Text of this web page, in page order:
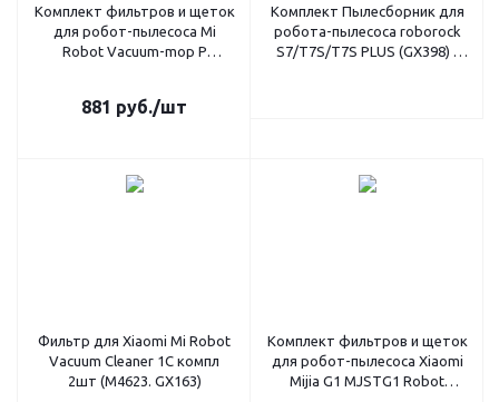
Комплект фильтров и щеток
для робот-пылесоса Mi
Robot Vacuum-mop P
881 руб./шт
Комплект Пылесборник для
робота-пылесоса roborock
S7/T7S/T7S PLUS (GX398) -
Фильтр для Xiaomi Mi Robot
Vacuum Cleaner 1С компл
2шт (M4623. GX163)
Комплект фильтров и щеток
для робот-пылесоса Xiaomi
Mijia G1 MJSTG1 Robot